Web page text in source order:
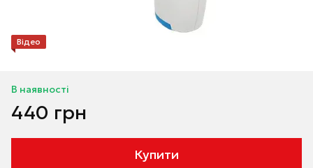
Відео
В наявності
440 грн
Купити